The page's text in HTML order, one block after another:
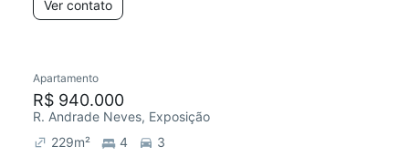
Ver contato
Apartamento
R$ 940.000
R. Andrade Neves, Exposição
229m² 4
3